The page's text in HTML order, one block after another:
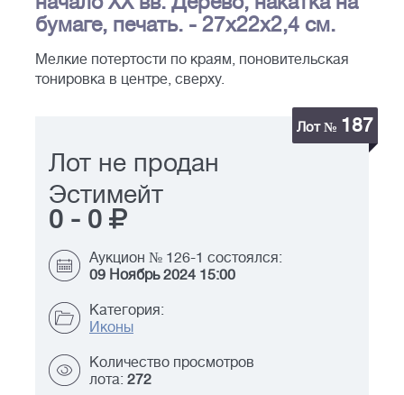
бумаге, печать. - 27х22х2,4 см.
Мелкие потертости по краям, поновительская
тонировка в центре, сверху.
Лот № 187
Лот не продан
Эстимейт
0 - 0
Аукцион № 126-1 состоялся:
09 Ноябрь 2024 15:00
Категория:
Иконы
Количество просмотров
лота: 272